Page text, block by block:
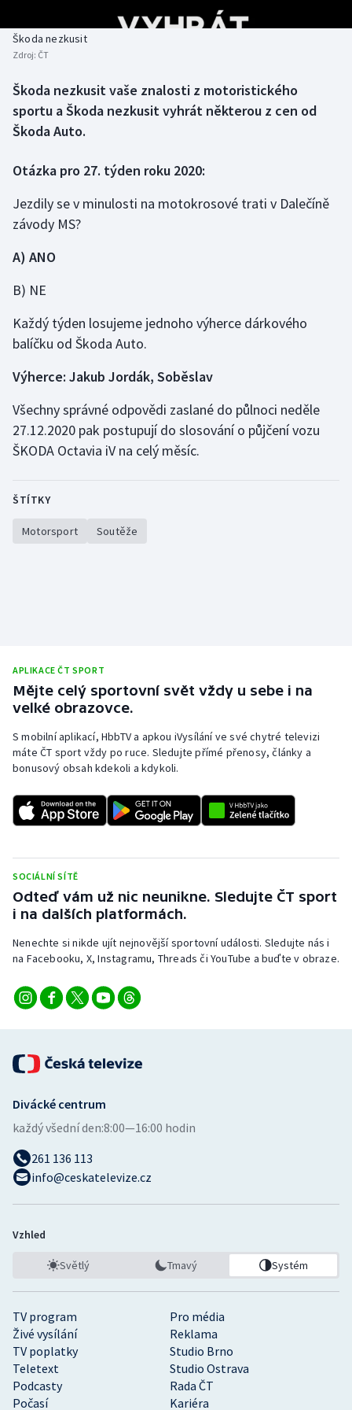
Basketbal
Biatlon
Boby a skeleton
Box
Curling
Futsal
Golf
Házená
Judo
Krasobruslení
Motorsport
Olympijské hry
Parasport
Plavání
Ragby
Rychlobruslení
Rychlostní kanoistika
Short track
Sportovní střelba
Stolní tenis
Triatlon
Vodní slalom
Ostatní
Historické návraty
Aplikace ČT sport
AZ kvíz
Škoda nezkusit
Zdroj: ČT
Škoda nezkusit vaše znalosti z motoristického
sportu a Škoda nezkusit vyhrát některou z cen od
Škoda Auto.
Otázka pro 27. týden roku 2020:
Jezdily se v minulosti na motokrosové trati v Dalečíně
závody MS?
A) ANO
B) NE
Každý týden losujeme jednoho výherce dárkového
balíčku od Škoda Auto.
Výherce: Jakub Jordák, Soběslav
Všechny správné odpovědi zaslané do půlnoci neděle
27.12.2020 pak postupují do slosování o půjčení vozu
ŠKODA Octavia iV na celý měsíc.
ŠTÍTKY
Motorsport Soutěže
APLIKACE ČT SPORT
Mějte celý sportovní svět vždy u sebe i na
velké obrazovce.
S mobilní aplikací, HbbTV a apkou iVysílání ve své chytré televizi
máte ČT sport vždy po ruce. Sledujte přímé přenosy, články a
bonusový obsah kdekoli a kdykoli.
SOCIÁLNÍ SÍTĚ
Odteď vám už nic neunikne. Sledujte ČT sport
i na dalších platformách.
Nenechte si nikde ujít nejnovější sportovní události. Sledujte nás i
na Facebooku, X, Instagramu, Threads či YouTube a buďte v obraze.
TV program
Pro média
Živé vysílání
Reklama
TV poplatky
Studio Brno
Teletext
Studio Ostrava
Podcasty
Rada ČT
Počasí
Kariéra
Divácké centrum
každý všední den:8:00—16:00 hodin
261 136 113
info@ceskatelevize.cz
Vzhled
Světlý Tmavý Systém